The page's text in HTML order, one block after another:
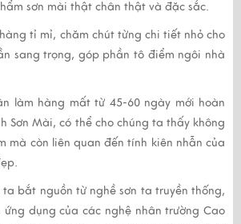
sơn mài thật chân thật và đặc sắc.
tỉ mỉ, chăm chút từng chi tiết nhỏ cho
sang trọng, góp phần tô điểm ngôi nhà
làm hàng mất từ 45-60 ngày mới hoàn
Sơn Mài, có thể cho chúng ta thấy không
mà còn liên quan đến tính kiên nhẫn của
ta bắt nguồn từ nghề sơn ta truyền thống,
ứng dụng của các nghệ nhân trường Cao